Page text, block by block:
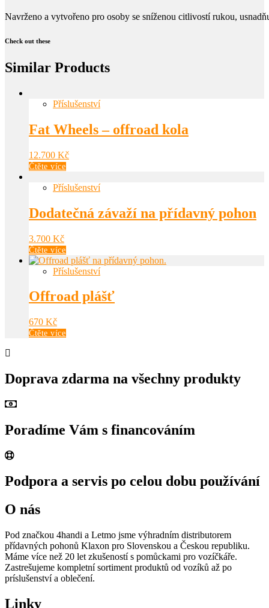
Navrženo a vytvořeno pro osoby se sníženou citlivostí rukou,
Check out these
Similar Products
Příslušenství
Fat Wheels – offroad kola
12.700 Kč
Čtěte více
Příslušenství
Dodatečná závaží na přídavný pohon
3.700 Kč
Čtěte více
Příslušenství
Offroad plášť
670 Kč
Čtěte více
Doprava zdarma na všechny produkty
Poradíme Vám s financováním
Podpora a servis po celou dobu používání
O nás
Pod značkou 4handi a Letmo jsme výhradním distributorem
přídavných pohonů Klaxon pro Slovenskou a Českou republiku.
Máme více než 20 let zkušeností s pomůckami pro vozíčkáře.
Zastrešujeme kompletní sortiment produktů od vozíků až po
príslušenství a oblečení.
Linky